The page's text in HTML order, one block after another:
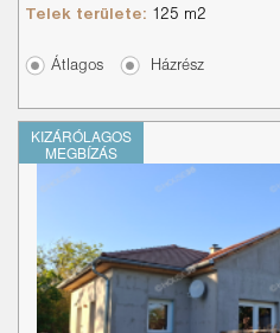
Telek területe:
125 m2
Átlagos Házrész
KIZÁRÓLAGOS
MEGBÍZÁS